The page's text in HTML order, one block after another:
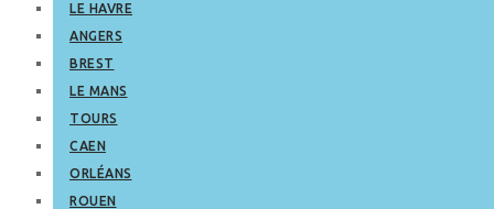
LE HAVRE
ANGERS
BREST
LE MANS
TOURS
CAEN
ORLÉANS
ROUEN